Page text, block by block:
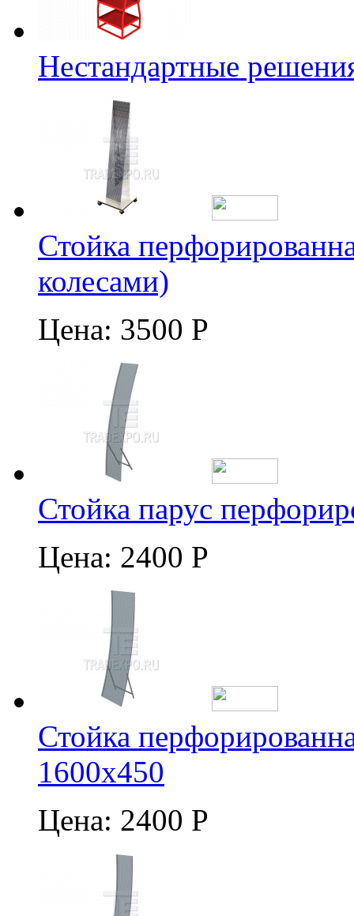
Нестандартные
Стойка
колесами)
Цена: 3500 Р
Стойка парус
Цена: 2400 Р
Стойка
1600х450
Цена: 2400 Р